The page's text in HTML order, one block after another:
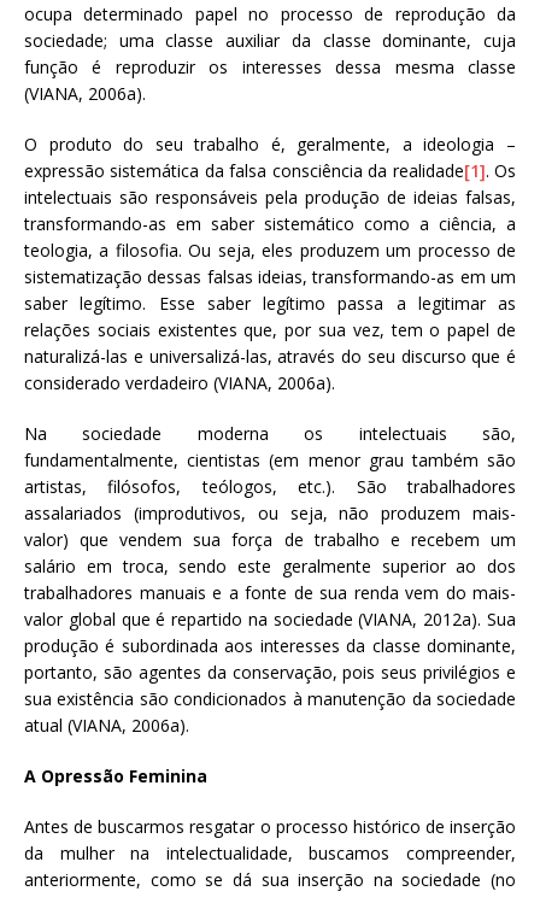
ocupa determinado papel no processo de reprodução da
sociedade; uma classe auxiliar da classe dominante, cuja
função é reproduzir os interesses dessa mesma classe
(VIANA, 2006a).
O produto do seu trabalho é, geralmente, a ideologia –
expressão sistemática da falsa consciência da realidade[1]. Os
intelectuais são responsáveis pela produção de ideias falsas,
transformando-as em saber sistemático como a ciência, a
teologia, a filosofia. Ou seja, eles produzem um processo de
sistematização dessas falsas ideias, transformando-as em um
saber legítimo. Esse saber legítimo passa a legitimar as
relações sociais existentes que, por sua vez, tem o papel de
naturalizá-las e universalizá-las, através do seu discurso que é
considerado verdadeiro (VIANA, 2006a).
Na sociedade moderna os intelectuais são,
fundamentalmente, cientistas (em menor grau também são
artistas, filósofos, teólogos, etc.). São trabalhadores
assalariados (improdutivos, ou seja, não produzem mais-
valor) que vendem sua força de trabalho e recebem um
salário em troca, sendo este geralmente superior ao dos
trabalhadores manuais e a fonte de sua renda vem do mais-
valor global que é repartido na sociedade (VIANA, 2012a). Sua
produção é subordinada aos interesses da classe dominante,
portanto, são agentes da conservação, pois seus privilégios e
sua existência são condicionados à manutenção da sociedade
atual (VIANA, 2006a).
A Opressão Feminina
Antes de buscarmos resgatar o processo histórico de inserção
da mulher na intelectualidade, buscamos compreender,
anteriormente, como se dá sua inserção na sociedade (no